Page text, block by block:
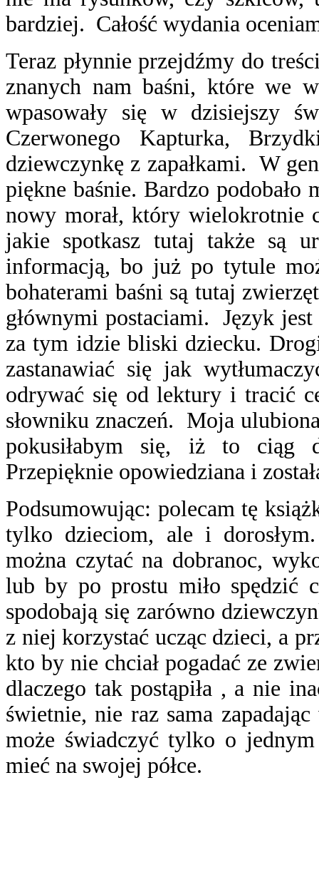
bardziej. Całość wydania
Teraz płynnie przejdźmy do
znanych nam baśni, które we
wpasowały się w dzisiejszy
Czerwonego Kapturka,
dziewczynkę z zapałkami. W
piękne baśnie. Bardzo
nowy morał, który wielokrotnie
jakie spotkasz tutaj także są
informacją, bo już po tytule
bohaterami baśni są tutaj
głównymi postaciami. Język
za tym idzie bliski dziecku.
zastanawiać się jak
odrywać się od lektury i tracić
słowniku znaczeń. Moja
pokusiłabym się, iż to ciąg
Przepięknie opowiedziana i
Podsumowując: polecam tę
tylko dzieciom, ale i
można czytać na dobranoc,
lub by po prostu miło spędzić
spodobają się zarówno
z niej korzystać ucząc dzieci, a
kto by nie chciał pogadać ze
dlaczego tak postąpiła , a nie
świetnie, nie raz sama
może świadczyć tylko o
mieć na swojej półce.